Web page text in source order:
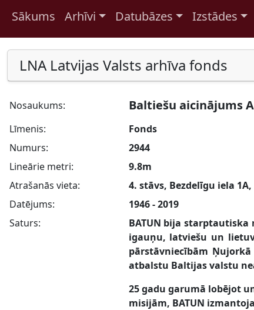
Pāriet uz saturu
Sākums Arhīvi Datubāzes Izstādes
LNA Latvijas Valsts arhīva fonds
Nosaukums: Baltiešu aicinājums
Līmenis:
Fonds
Numurs:
2944
Lineārie metri:
9.8m
Atrašanās vieta:
4. stāvs, Bezdelīgu iela 1A,
Datējums:
1946 - 2019
Saturs:
BATUN bija
igauņu, latviešu un
pārstāvniecībām
atbalstu Baltijas valstu
25 gadu garumā lobējot
misijām, BATUN